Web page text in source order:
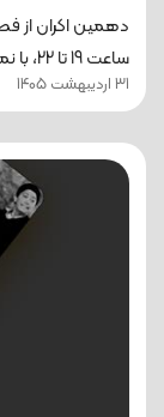
ساعت 19 تا 22، با نمایش فیلم سینمایی «پای چپ من» (My Lef...
31 اردیبهشت 1405